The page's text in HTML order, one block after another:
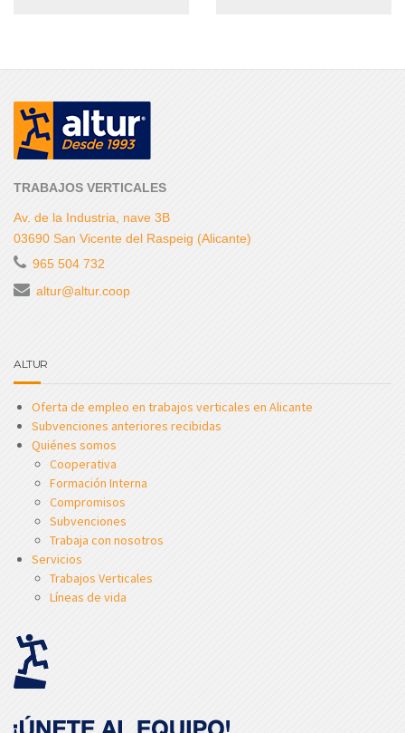
TRABAJOS VERTICALES
Av. de la Industria, nave 3B
03690 San Vicente del Raspeig (Alicante)
965 504 732
altur@altur.coop
ALTUR
Oferta de empleo en trabajos verticales en Alicante
Subvenciones anteriores recibidas
Quiénes somos
Cooperativa
Formación Interna
Compromisos
Subvenciones
Trabaja con nosotros
Servicios
Trabajos Verticales
Líneas de vida